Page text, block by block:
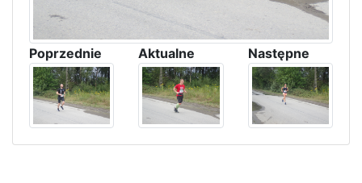
Poprzednie Aktualne Następne